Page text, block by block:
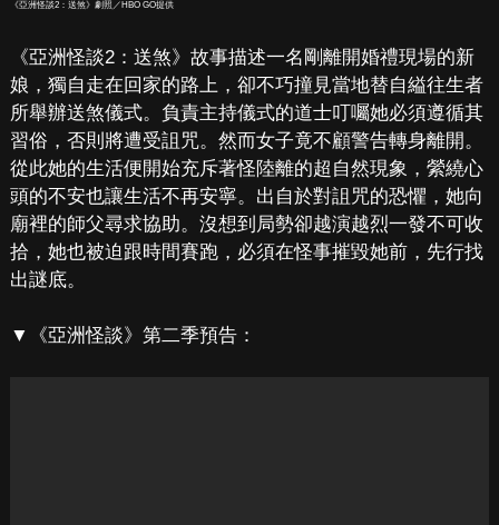
《亞洲怪談2：送煞》劇照／HBO GO提供
《亞洲怪談2：送煞》故事描述一名剛離開婚禮現場的新
娘，獨自走在回家的路上，卻不巧撞見當地替自縊往生者
所舉辦送煞儀式。負責主持儀式的道士叮囑她必須遵循其
習俗，否則將遭受詛咒。然而女子竟不顧警告轉身離開。
從此她的生活便開始充斥著怪陸離的超自然現象，縈繞心
頭的不安也讓生活不再安寧。出自於對詛咒的恐懼，她向
廟裡的師父尋求協助。沒想到局勢卻越演越烈一發不可收
拾，她也被迫跟時間賽跑，必須在怪事摧毀她前，先行找
出謎底。
▼《亞洲怪談》第二季預告：